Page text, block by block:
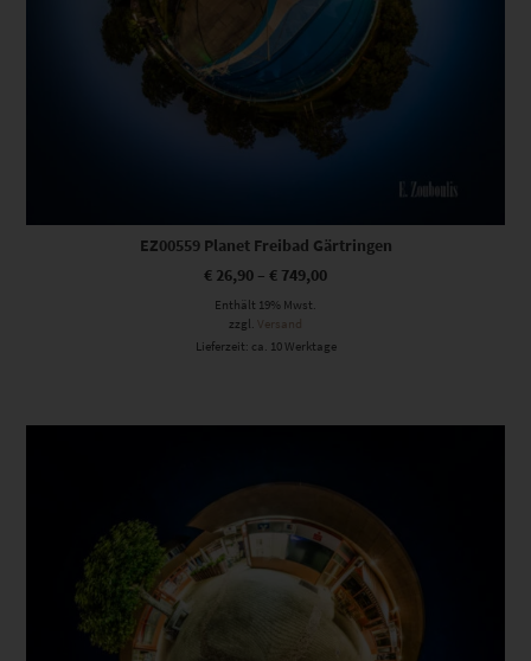
EZ00559 Planet Freibad Gärtringen
€ 26,90 – € 749,00
Enthält 19% Mwst.
zzgl.
Versand
Lieferzeit: ca. 10 Werktage
Dieses Produkt weist mehrere Varianten auf. Die Optionen können auf der Produktseite gewählt werden